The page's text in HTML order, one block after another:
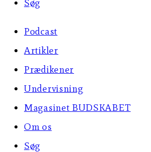
Søg
Podcast
Artikler
Prædikener
Undervisning
Magasinet BUDSKABET
Om os
Søg